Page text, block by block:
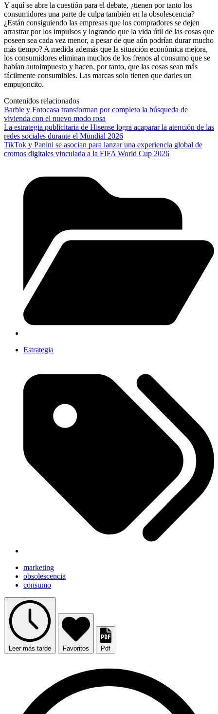
Y aquí se abre la cuestión para el debate, ¿tienen por tanto los
consumidores una parte de culpa también en la obsolescencia?
¿Están consiguiendo las empresas que los compradores se dejen
arrastrar por los impulsos y logrando que la vida útil de las cosas que
poseen sea cada vez menor, a pesar de que aún podrían durar mucho
más tiempo? A medida además que la situación económica mejora,
los consumidores eliminan muchos de los frenos al consumo que se
habían autoimpuesto y hacen, por tanto, que las cosas sean más
fácilmente consumibles. Las marcas solo tienen que darles un
empujoncito.
Contenidos relacionados
Barbie y Fotocasa transforman por completo la búsqueda de
vivienda con el nuevo modo rosa
La estrategia publicitaria de Hisense logra acaparar la atención de las
redes sociales durante el Mundial 2026
TikTok y Panini se asocian para lanzar una experiencia global de
cromos digitales vinculada a la FIFA World Cup 2026
Estrategia
marketing
obsolescencia
consumo
Leer más tarde Favoritos Pdf